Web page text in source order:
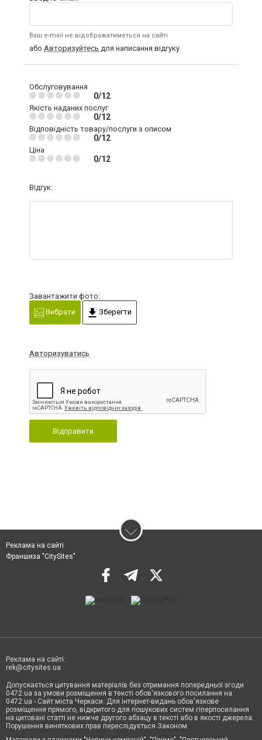
Ваш e-mail не відображатиметься на сайті
або Авторизуйтесь для написання відгуку
Обслуговування
0/12
Якість наданих послуг
0/12
Відповідність товару/послуги з описом
0/12
Ціна
0/12
Відгук:
Завантажити фото:
Вибрати
Зберегти
Авторизуватись
Відправити
Реклама на сайті
Франшиза "CitySites"
Реклама на сайті:
rek@citysites.ua
Допускається цитування матеріалів без отримання попередньої згоди
0472.ua за умови розміщення в тексті обов'язкового посилання на
0472.ua - Сайт міста Черкаси. Для інтернет-видань обов'язкове
розміщення прямого, відкритого для пошукових систем гіперпосилання
на цитовані статті не нижче другого абзацу в тексті або в якості джерела.
Порушення виняткових прав переслідується Законом.